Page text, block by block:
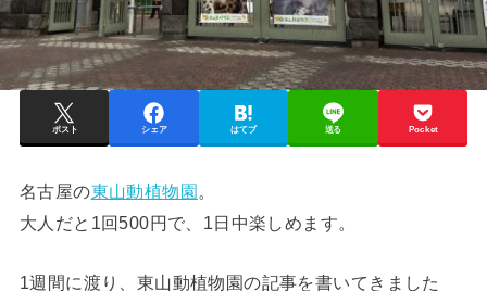
ポスト シェア はてブ 送る Pocket
名古屋の東山動植物園
大人だと1回500円で、1日中楽しめます。
1週間に渡り、東山動植物園の記事を書いてきました